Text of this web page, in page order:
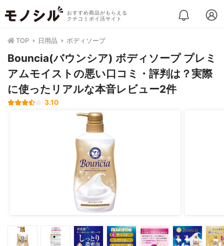
おすすめ商品がもらえる
クチコミポイ活サイト
TOP 日用品 ボディソープ
Bouncia(バウンシア) ボディソープ プレミ
アムモイストの悪い口コミ・評判は？実際
に使ったリアルな本音レビュー2件
3.10